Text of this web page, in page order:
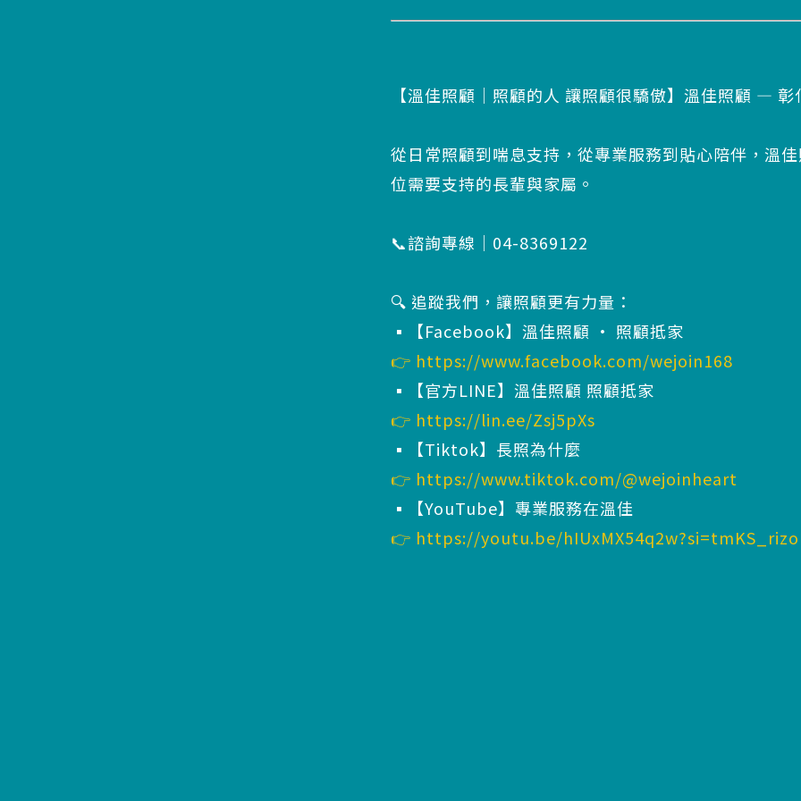
【溫佳照顧｜照顧的人 讓照顧很驕傲】溫佳照顧 —
從日常照顧到喘息支持，從專業服務到貼心陪伴，溫
位需要支持的長輩與家屬。
📞諮詢專線｜04-8369122
🔍 追蹤我們，讓照顧更有力量：
▪️【Facebook】溫佳照顧 · 照顧抵家
👉 https://www.facebook.com/wejoin168
▪️【官方LINE】溫佳照顧 照顧抵家
👉 https://lin.ee/Zsj5pXs
▪️【Tiktok】長照為什麼
👉 https://www.tiktok.com/@wejoinheart
▪️【YouTube】專業服務在溫佳
👉 https://youtu.be/